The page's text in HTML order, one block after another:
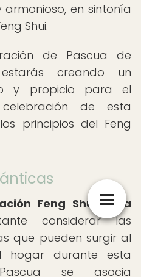
en sintonía
Shui.
de Pascua de
creando un
y propicio para el
de esta
principios del Feng
Feng Shui para
considerar las
que pueden surgir al
hogar durante esta
se asocia